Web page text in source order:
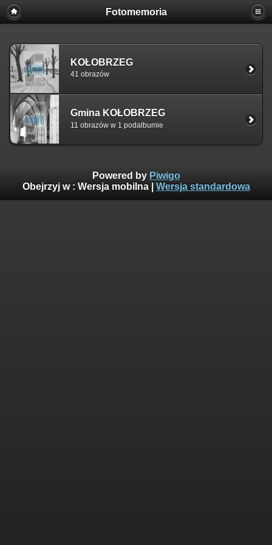
Fotomemoria
KOŁOBRZEG
41 obrazów
Gmina KOŁOBRZEG
11 obrazów w 1 podalbumie
Powered by Piwigo
Obejrzyj w : Wersja mobilna| Wersja standardowa